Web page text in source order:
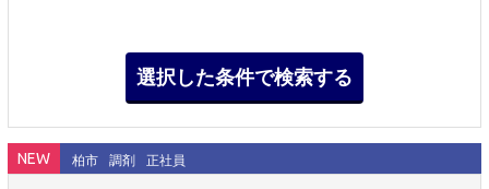
NEW 柏市 調剤 正社員